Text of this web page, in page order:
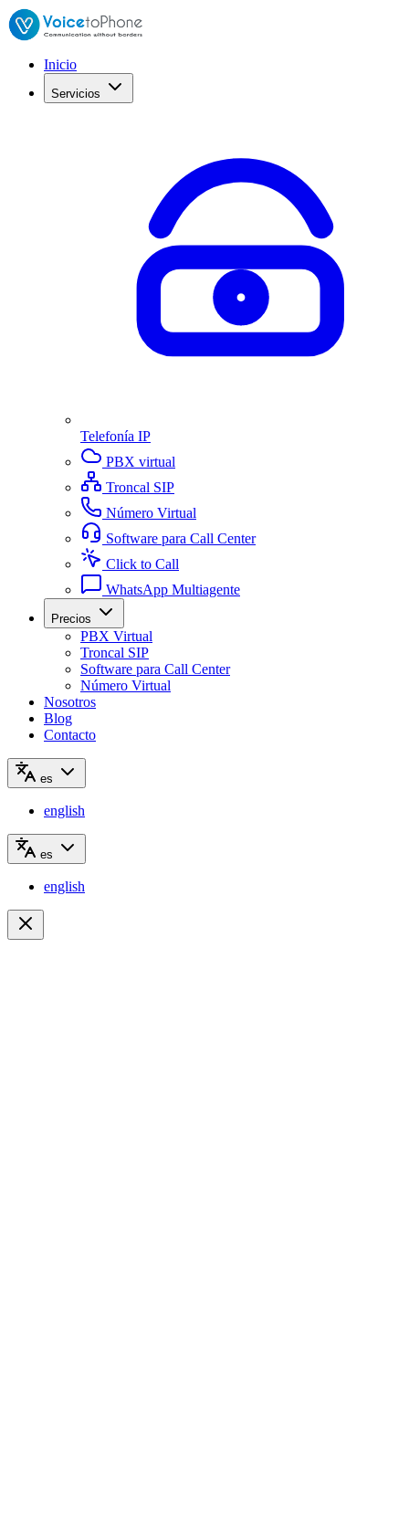
Inicio
Servicios
Telefonía IP
PBX virtual
Troncal SIP
Número Virtual
Software para Call Center
Click to Call
WhatsApp Multiagente
Precios
PBX Virtual
Troncal SIP
Software para Call Center
Número Virtual
Nosotros
Blog
Contacto
es
english
es
english